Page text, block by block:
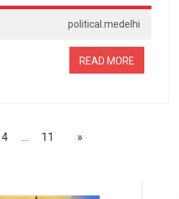
political.medelhi
READ MORE
4 … 11 »